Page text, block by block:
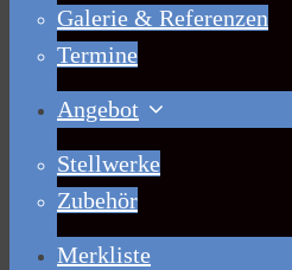
Galerie & Referenzen
Termine
Angebot
Stellwerke
Zubehör
Merkliste